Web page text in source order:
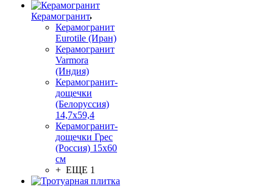
Керамогранит
Керамогранит
Eurotile (Иран)
Керамогранит
Varmora
(Индия)
Керамогранит-
дощечки
(Белоруссия)
14,7x59,4
Керамогранит-
дощечки Грес
(Россия) 15х60
см
+ ЕЩЕ 1